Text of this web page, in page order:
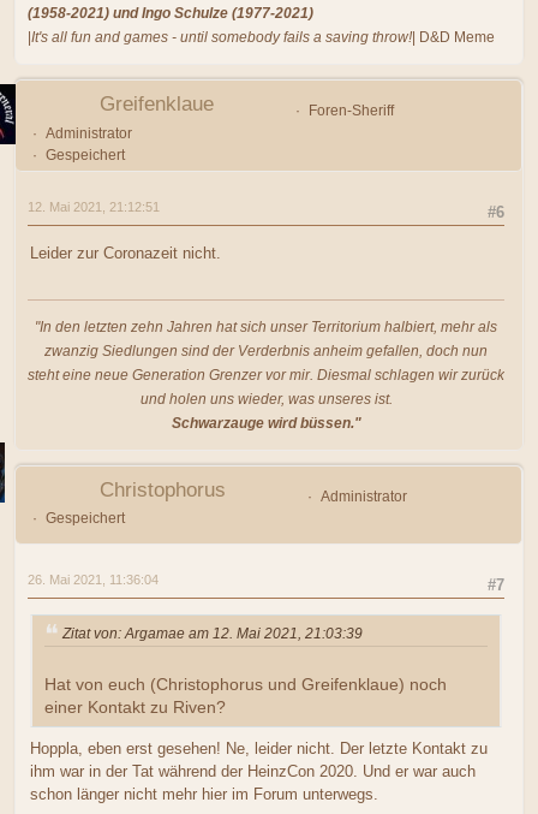
(1958-2021) und Ingo Schulze (1977-2021)
It's all fun and games - until somebody fails a saving throw! | D&D Meme
Greifenklaue
Foren-Sheriff
Administrator
Gespeichert
#6
12. Mai 2021, 21:12:51
Leider zur Coronazeit nicht.
"In den letzten zehn Jahren hat sich unser Territorium halbiert, mehr als
zwanzig Siedlungen sind der Verderbnis anheim gefallen, doch nun
steht eine neue Generation Grenzer vor mir. Diesmal schlagen wir zurück
und holen uns wieder, was unseres ist.
Schwarzauge wird büssen."
Christophorus
Administrator
Gespeichert
#7
26. Mai 2021, 11:36:04
Zitat von: Argamae am 12. Mai 2021, 21:03:39
Hat von euch (Christophorus und Greifenklaue) noch
einer Kontakt zu Riven?
Hoppla, eben erst gesehen! Ne, leider nicht. Der letzte Kontakt zu
ihm war in der Tat während der HeinzCon 2020. Und er war auch
schon länger nicht mehr hier im Forum unterwegs.